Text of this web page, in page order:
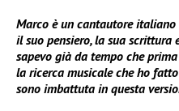
Marco è un cantautore
il suo pensiero, la sua scrittura
sapevo già da tempo che
la ricerca musicale che ho
sono imbattuta in questa